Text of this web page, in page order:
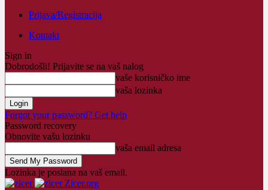
Prijava/Registracija
Kontakt
Sign in
Dobrodošli! Prijavite se na vaš nalog
vaše korisničko ime
vaša lozinka
Forgot your password? Get help
Password recovery
Obnovite vašu lozinku
vaša email adresa
Lozinka je poslana na vaš email.
Zicer.org